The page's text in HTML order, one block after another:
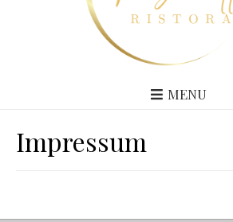
MENU
Impressum